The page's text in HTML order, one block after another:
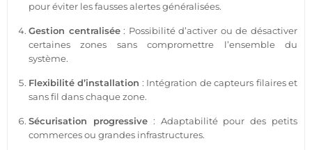
pour éviter les fausses alertes généralisées.
Gestion centralisée: Possibilité d’activer ou de désactiver
certaines zones sans compromettre l’ensemble du
système.
Flexibilité d’installation : Intégration de capteurs filaires et
sans fil dans chaque zone.
Sécurisation progressive: Adaptabilité pour des petits
commercesou grandes infrastructures.